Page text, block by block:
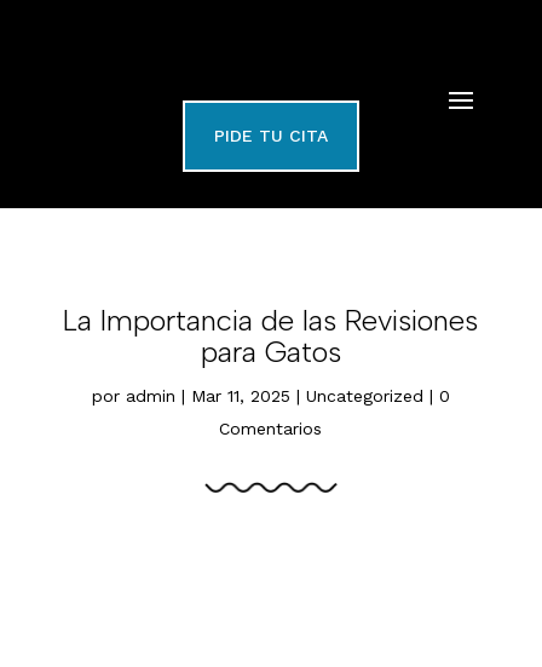
PIDE TU CITA
La Importancia de las Revisiones
para Gatos
por admin | Mar 11, 2025 | Uncategorized | 0
Comentarios